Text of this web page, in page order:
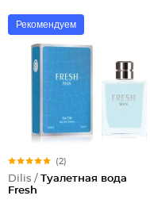
Рекомендуем
(2)
Dilis / Туалетная вода
Fresh